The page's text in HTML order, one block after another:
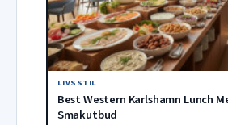
LIVSSTIL
Best Western Karlshamn Lunch
Smakutbud